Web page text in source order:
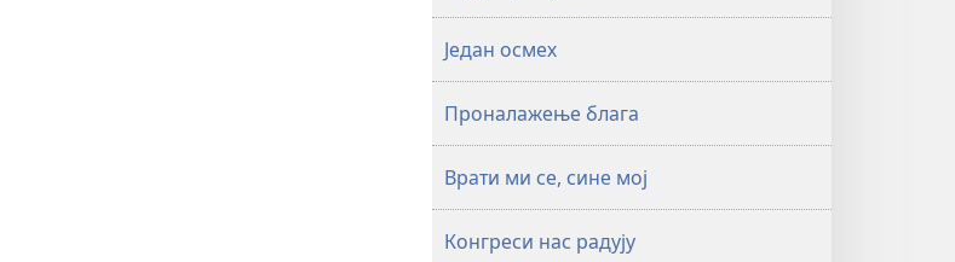
Један осмех
Проналажење блага
Врати ми се, сине мој
Конгреси нас радују